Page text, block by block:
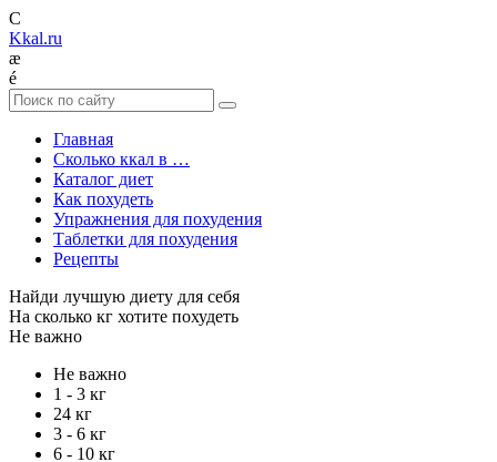
C
Kkal.ru
æ
é
Главная
Сколько ккал в …
Каталог диет
Как похудеть
Упражнения для похудения
Таблетки для похудения
Рецепты
Найди лучшую диету для себя
На сколько кг хотите похудеть
Не важно
Не важно
1 - 3 кг
24 кг
3 - 6 кг
6 - 10 кг